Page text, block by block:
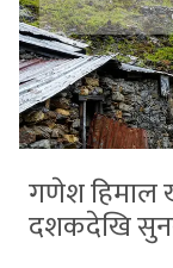
गणेश हिमाल
दशकदेखि